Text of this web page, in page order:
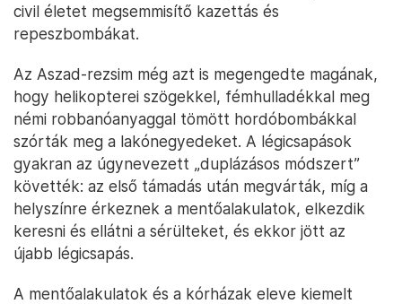
civil életet megsemmisítő kazettás és
repeszbombákat.
Az Aszad-rezsim még azt is megengedte magának,
hogy helikopterei szögekkel, fémhulladékkal meg
némi robbanóanyaggal tömött hordóbombákkal
szórták meg a lakónegyedeket. A légicsapások
gyakran az úgynevezett „duplázásos módszert”
követték: az első támadás után megvárták, míg a
helyszínre érkeznek a mentőalakulatok, elkezdik
keresni és ellátni a sérülteket, és ekkor jött az
újabb légicsapás.
A mentőalakulatok és a kórházak eleve kiemelt